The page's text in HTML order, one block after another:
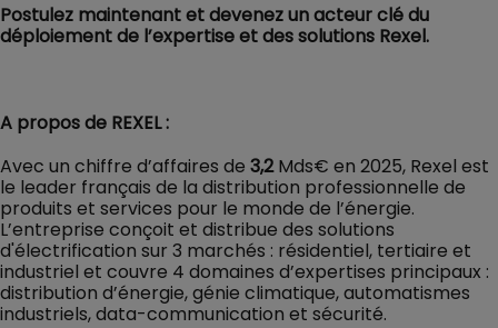
Postulez maintenant et devenez un acteur clé du
déploiement de l’expertise et des solutions Rexel.
A propos de REXEL :
Avec un chiffre d’affaires de 3,2Mds€ en 2025, Rexel est
le leader français de la distribution professionnelle de
produits et services pour le monde de l’énergie.
L’entreprise conçoit et distribue des solutions
d'électrification sur 3 marchés : résidentiel, tertiaire et
industriel et couvre 4 domaines d’expertises principaux :
distribution d’énergie, génie climatique, automatismes
industriels, data-communication et sécurité.